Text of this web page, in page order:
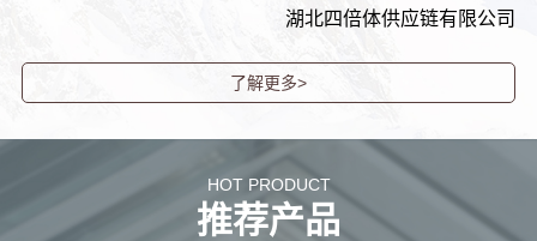
湖北四倍体供应链有限公司
了解更多>
HOT PRODUCT
推荐产品